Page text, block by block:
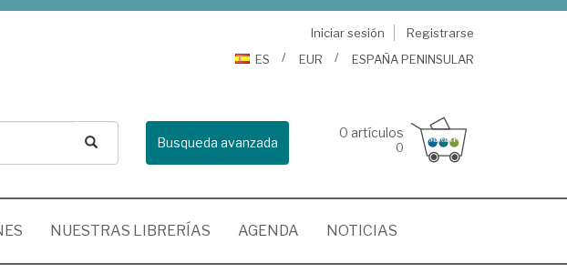
Iniciar sesión
Registrarse
ES
EUR ESPAÑA PENINSULAR
Busqueda avanzada
0 artículos
0
NUESTRAS LIBRERÍAS AGENDA NOTICIAS